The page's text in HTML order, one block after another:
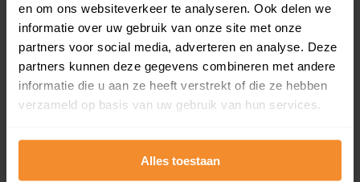
en om ons websiteverkeer te analyseren. Ook delen we
informatie over uw gebruik van onze site met onze
partners voor social media, adverteren en analyse. Deze
partners kunnen deze gegevens combineren met andere
informatie die u aan ze heeft verstrekt of die ze hebben
verzameld op basis van uw gebruik van hun services.
Alles toestaan
Bekijk product
Direct leverbaar
Kadastrale kaart pakket
Alleen globale ligging perceel